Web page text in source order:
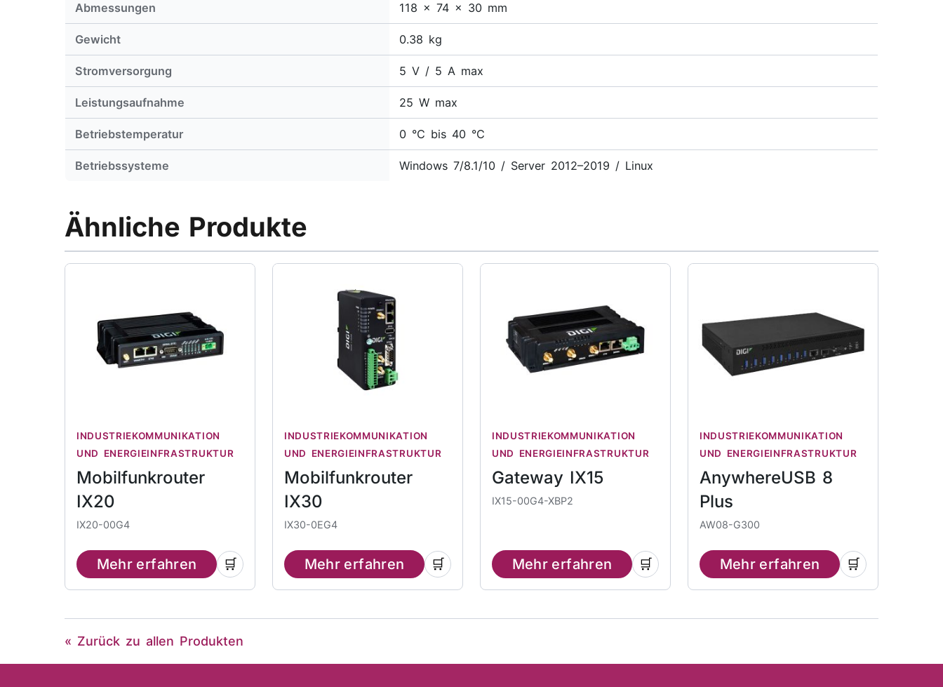
Abmessungen 118 x 74 x 30 mm
Gewicht 0.38 kg
Stromversorgung 5 V / 5 A max
Leistungsaufnahme 25 W max
Betriebstemperatur 0 °C bis 40 °C
Betriebssysteme Windows 7/8.1/10 / Server 2012–2019 / Linux
Ähnliche Produkte
INDUSTRIEKOMMUNIKATION
UND ENERGIEINFRASTRUKTUR
Mobilfunkrouter
IX20
IX20-00G4
Mehr erfahren 🛒
INDUSTRIEKOMMUNIKATION
UND ENERGIEINFRASTRUKTUR
Mobilfunkrouter
IX30
IX30-0EG4
Mehr erfahren 🛒
INDUSTRIEKOMMUNIKATION
UND ENERGIEINFRASTRUKTUR
Gateway IX15
IX15-00G4-XBP2
Mehr erfahren 🛒
INDUSTRIEKOMMUNIKATION
UND ENERGIEINFRASTRUKTUR
AnywhereUSB 8
Plus
AW08-G300
Mehr erfahren 🛒
« Zurück zu allen Produkten